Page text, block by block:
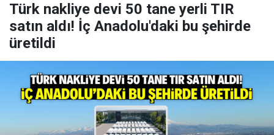
Türk nakliye devi 50 tane yerli TIR
satın aldı! İç Anadolu'daki bu şehirde
üretildi